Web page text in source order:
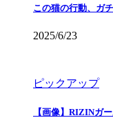
この猫の行動、ガ
2025/6/23
ピックアップ
【画像】RIZINガ